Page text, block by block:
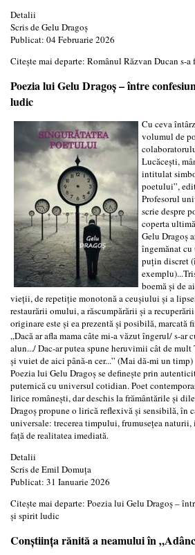
Detalii
Scris deGelu Dragoş
Publicat: 04 Februarie 2026
Citește mai departe: Românul Răzvan Ducan s-a
Poezia lui Gelu Dragoș – între
ludic
Cu ceva
volumul de
Lucăcești,
intitulat
poetului”,
Profesorul
scrie despre
coperta
Gelu Dragoș
îngemănat
puțin discret
boemă și de
vieții, de repetiție monotonă a ceușiului și a
restaurării omului, a răscumpărării și a
originare este și ea prezentă și posibilă, marcată
„Dacă ar afla mama câte mi-a văzut îngerul/ s-ar
alun.../ Dac-ar putea spune heruvimii cât de mult
și vuiet de aici până-n cer...” (Mai dă-mi un timp)
Poezia lui Gelu Dragoș se definește prin
puternică cu universul cotidian. Poet
lirice românești, dar deschis la frământările și
Dragoș propune o lirică reflexivă și sensibilă, în
universale: trecerea timpului, frumusețea
față de realitatea imediată.
Detalii
Scris deEmil Domuța
Publicat: 31 Ianuarie 2026
Citește mai departe: Poezia lui Gelu Dragoș –
și spirit ludic
Conștiința rănită a neamului în